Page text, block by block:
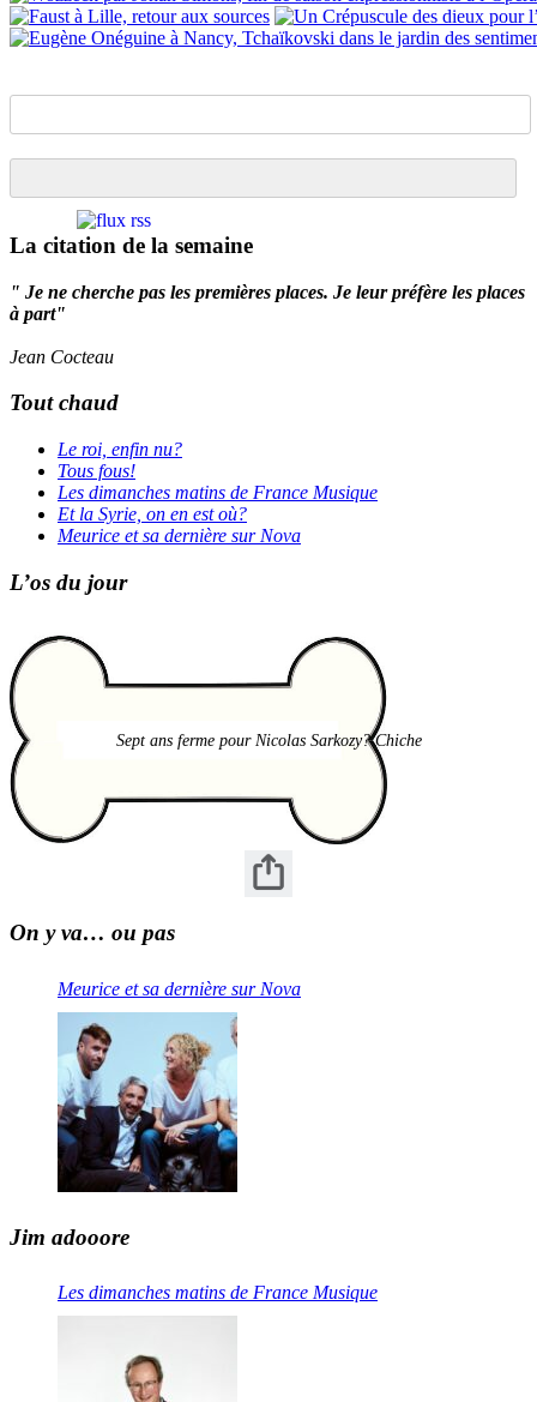
La citation de la semaine
" Je ne cherche pas les premières places. Je leur préfère les places
à part"
Jean Cocteau
Tout chaud
Le roi, enfin nu?
Tous fous!
Les dimanches matins de France Musique
Et la Syrie, on en est où?
Meurice et sa dernière sur Nova
L’os du jour
Sept ans ferme pour Nicolas Sarkozy? Chiche
On y va… ou pas
Meurice et sa dernière sur Nova
Jim adooore
Les dimanches matins de France Musique